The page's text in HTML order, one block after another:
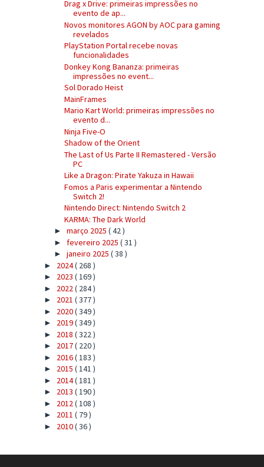
Drag x Drive: primeiras impressões no
evento de ap...
Novos monitores AGON by AOC para gaming
revelados
PlayStation Portal recebe novas
funcionalidades
Donkey Kong Bananza: primeiras
impressões no event...
Sol Dorado Heist
MainFrames
Mario Kart World: primeiras impressões no
evento d...
Ninja Five-O
Shadow of the Orient
The Last of Us Parte II Remastered - Versão
PC
Like a Dragon: Pirate Yakuza in Hawaii
Fomos a Paris experimentar a Nintendo
Switch 2!
Nintendo Direct: Nintendo Switch 2
KARMA: The Dark World
► março 2025 ( 42 )
► fevereiro 2025 ( 31 )
► janeiro 2025 ( 38 )
► 2024( 268 )
► 2023 ( 169 )
► 2022( 284 )
► 2021 ( 377 )
► 2020( 349 )
► 2019( 349 )
► 2018 ( 322 )
► 2017( 220 )
► 2016( 183 )
► 2015 ( 141 )
► 2014( 181 )
► 2013 ( 190 )
► 2012( 108 )
► 2011 ( 79 )
► 2010( 36 )